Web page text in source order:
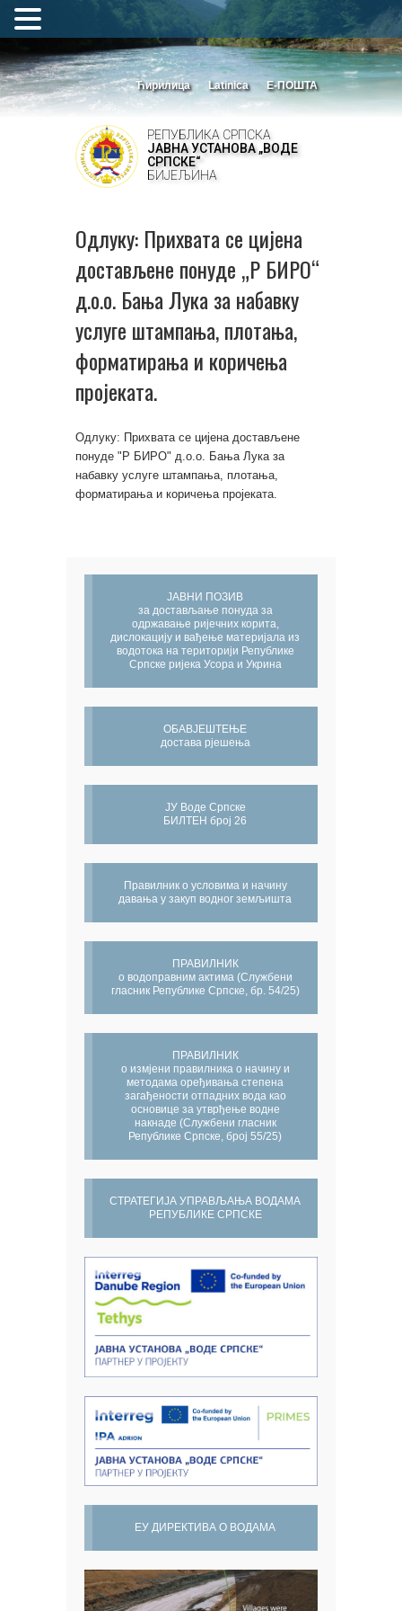
Ћирилица Latinica Е-ПОШТА
РЕПУБЛИКА СРПСКА
ЈАВНА УСТАНОВА „ВОДЕ
СРПСКЕ“
БИЈЕЉИНА
Одлуку: Прихвата се цијена
достављене понуде „Р БИРО“
д.о.о. Бања Лука за набавку
услуге штампања, плотања,
форматирања и коричења
пројеката.
Одлуку: Прихвата се цијена достављене
понуде "Р БИРО" д.о.о. Бања Лука за
набавку услуге штампања, плотања,
форматирања и коричења пројеката.
ЈАВНИ ПОЗИВ
за достављање понуда за
одржавање ријечних корита,
дислокацију и вађење материјала из
водотока на територији Републике
Српске ријека Усора и Укрина
ОБАВЈЕШТЕЊЕ
достава рјешења
ЈУ Воде Српске
БИЛТЕН број 26
Правилник о условима и начину
давања у закуп водног земљишта
ПРАВИЛНИК
о водоправним актима (Службени
гласник Републике Српске, бр. 54/25)
ПРАВИЛНИК
о измјени правилника о начину и
методама оређивања степена
загађености отпадних вода као
основице за утврђење водне
накнаде (Службени гласник
Републике Српске, број 55/25)
СТРАТЕГИЈА УПРАВЉАЊА ВОДАМА
РЕПУБЛИКЕ СРПСКЕ
ЕУ ДИРЕКТИВА О ВОДАМА